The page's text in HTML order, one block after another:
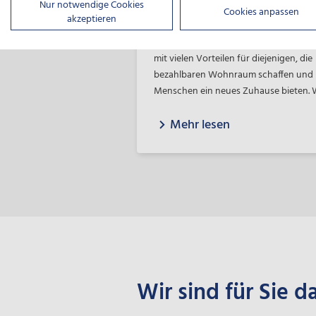
Wohnraum
mit vielen Vorteilen für diejenigen, die
bezahlbaren Wohnraum schaffen und
Menschen ein neues Zuhause bieten.
Haltung.
Mehr lesen
Wir sind für Sie
Nur notwendige Cookies
akzeptieren
Cookies anpassen